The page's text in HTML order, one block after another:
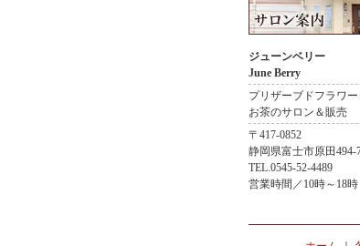
ジューンベリー
June Berry
プリザーブドフラワー
お茶のサロン＆販売
〒417-0852
静岡県富士市原田494-
TEL.0545-52-4489
営業時間／10時～18時